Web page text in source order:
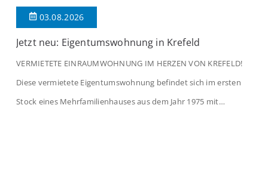
03.08.2026
Jetzt neu: Eigentumswohnung in Krefeld
VERMIETETE EINRAUMWOHNUNG IM HERZEN VON KREFELD!
Diese vermietete Eigentumswohnung befindet sich im ersten
Stock eines Mehrfamilienhauses aus dem Jahr 1975 mit